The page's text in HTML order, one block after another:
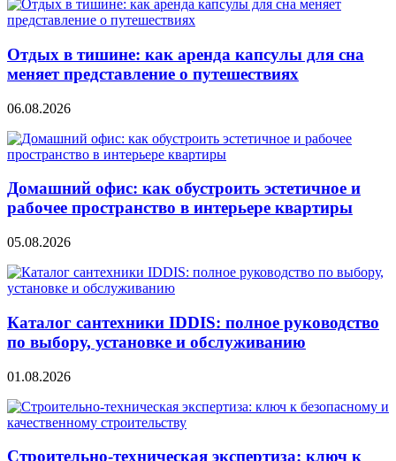
Отдых в тишине: как аренда капсулы для сна
меняет представление о путешествиях
06.08.2026
Домашний офис: как обустроить эстетичное и
рабочее пространство в интерьере квартиры
05.08.2026
Каталог сантехники IDDIS: полное руководство
по выбору, установке и обслуживанию
01.08.2026
Строительно‑техническая экспертиза: ключ к